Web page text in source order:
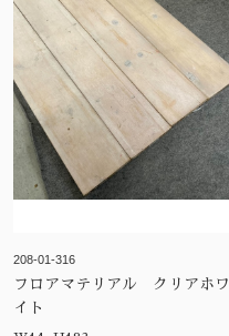
208-01-316
フロアマテリアル クリアホワ
イト